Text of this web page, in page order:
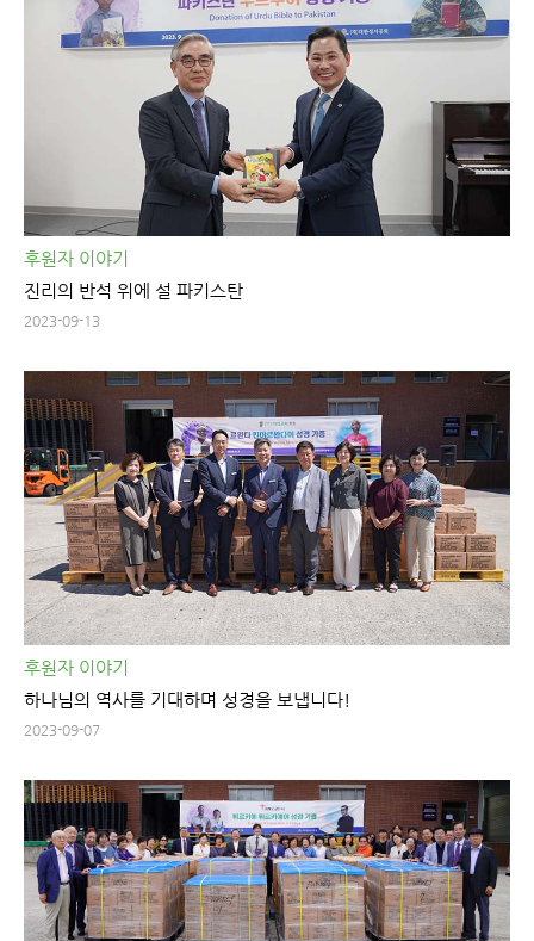
후원자 이야기
진리의 반석 위에 설 파키스탄
2023-09-13
후원자 이야기
하나님의 역사를 기대하며 성경을 보냅니다!
2023-09-07